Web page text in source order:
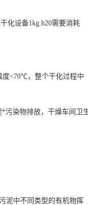
化设备1kg.h20需要消耗
度<70℃，整个干化过程中
污染物排放，干燥车间卫
泥中不同类型的有机物挥